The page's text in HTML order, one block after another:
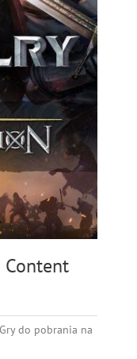
Content
Gry do pobrania na